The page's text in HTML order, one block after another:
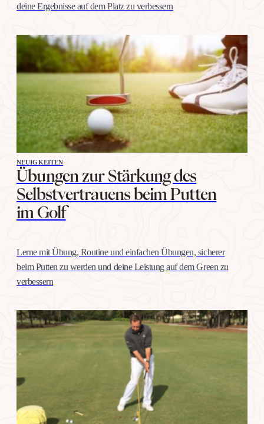
deine Ergebnisse auf dem Platz zu verbessern
NEUIGKEITEN
Übungen zur Stärkung des
Selbstvertrauens beim Putten
im Golf
Lerne mit Übung, Routine und einfachen Übungen, sicherer
beim Putten zu werden und deine Leistung auf dem Green zu
verbessern